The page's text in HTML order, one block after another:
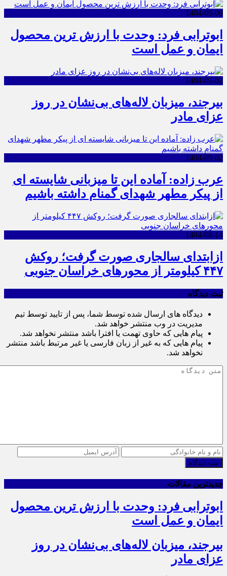
1404-09-09
ابوترابی فرد: وحدت با ارزش ترین محصول
ایمان و عمل است
1404-09-03
بیرجند، میزبان لاله‌های بی‌نشان در روز
عزای مادر
1404-09-02
عرب زاده: آماده این تا میزبانی شایسته ای
از پیکر مطهر شهدای گمنام داشته باشیم
1404-08-14
ازابتدای سالجاری صورت گرفت؛ روکش
۴۴۷ کیلومتر از محورهای خراسان جنوبی
ثبت دیدگاه
دیدگاه های ارسال شده توسط شما، پس از تایید توسط تیم
مدیریت در وب منتشر خواهد شد.
پیام هایی که حاوی تهمت یا افترا باشد منتشر نخواهد شد.
پیام هایی که به غیر از زبان فارسی یا غیر مرتبط باشد منتشر
نخواهد شد.
ثبت دیدگاه
جدیدترین مقالات
ابوترابی فرد: وحدت با ارزش ترین محصول
ایمان و عمل است
بیرجند، میزبان لاله‌های بی‌نشان در روز
عزای مادر